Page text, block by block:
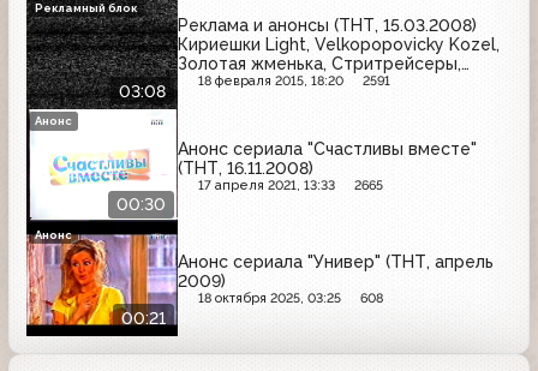
03:08
Реклама и анонсы (ТНТ, 15.03.2008)
Кириешки Light, Velkopopovicky Kozel,
Золотая жменька, Стритрейсеры,
Бабкины семечки, Savage
18 февраля 2015, 18:20 2591
Рекламный блок
00:30
Анонс сериала "Счастливы вместе"
(ТНТ, 16.11.2008)
17 апреля 2021, 13:33 2665
Анонс
00:21
Анонс сериала "Универ" (ТНТ, апрель
2009)
18 октября 2025, 03:25 608
Анонс